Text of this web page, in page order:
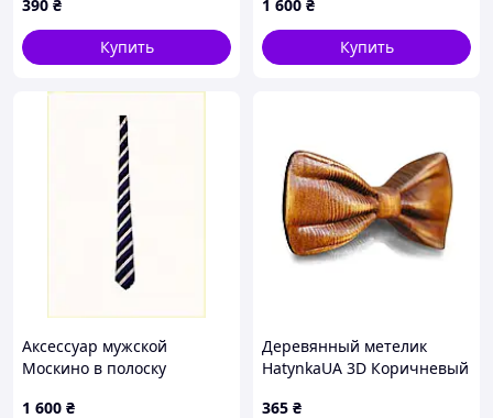
390 ₴
Купить
1 600 ₴
Купить
Аксессуар мужской
Москино в полоску
1 600 ₴
Деревянный метелик
HatynkaUA 3D Коричневый
365 ₴